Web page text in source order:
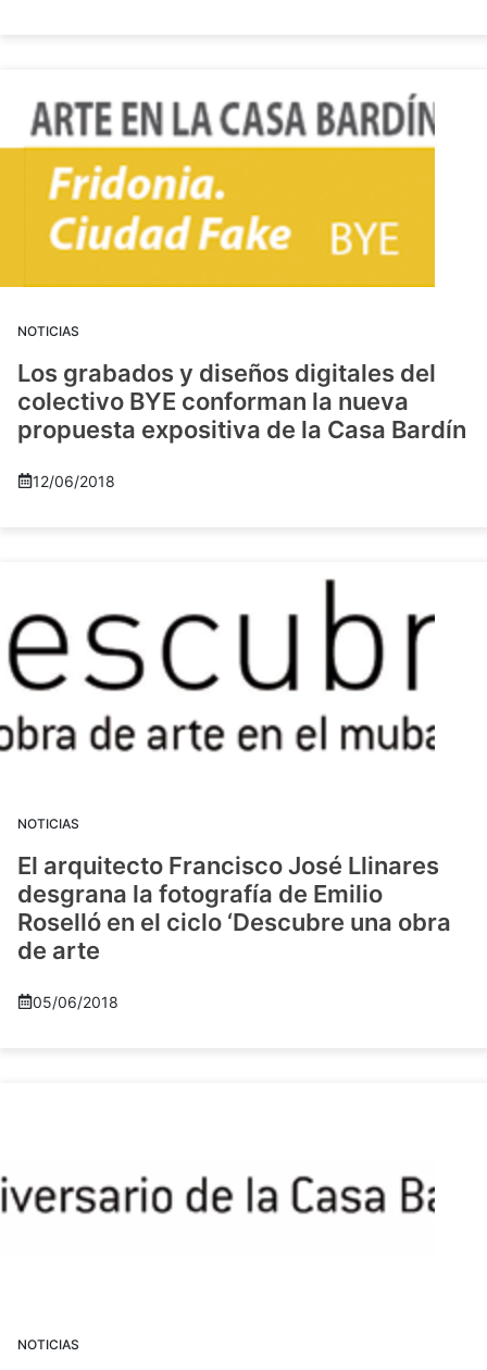
NOTICIAS
Los grabados y diseños digitales del
colectivo BYE conforman la nueva
propuesta expositiva de la Casa Bardín
12/06/2018
NOTICIAS
El arquitecto Francisco José Llinares
desgrana la fotografía de Emilio
Roselló en el ciclo ‘Descubre una obra
de arte
05/06/2018
NOTICIAS